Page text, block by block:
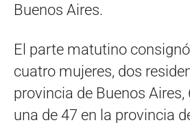
Buenos Aires.
El parte matutino
cuatro mujeres, dos
provincia de Buenos Aires,
una de 47 en la provincia